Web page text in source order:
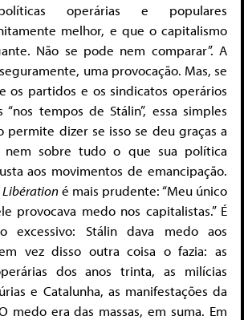
operárias e populares
melhor, e que o capitalismo
Não se pode nem comparar”. A
uma provocação. Mas, se
os partidos e os sindicatos operários
tempos de Stálin”, essa simples
permite dizer se isso se deu graças a
nem sobre tudo o que sua política
aos movimentos de emancipação.
Libérationé mais prudente: “Meu único
provocava medo nos capitalistas.” É
excessivo: Stálin dava medo aos
vez disso outra coisa o fazia: as
dos anos trinta, as milícias
e Catalunha, as manifestações da
medo era das massas, em suma. Em